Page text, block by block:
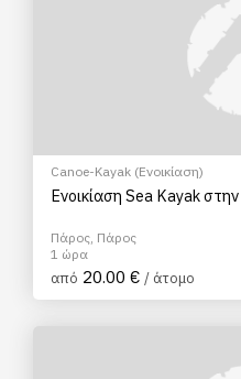
Canoe-Kayak (Ενοικίαση)
Ενοικίαση Sea Kayak
Πάρος, Πάρος
1 ώρα
από 20.00 € / άτομο